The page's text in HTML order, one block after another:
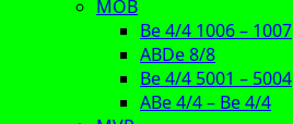
MOB
Be 4/4 1006 – 1007
ABDe 8/8
Be 4/4 5001 – 5004
ABe 4/4 – Be 4/4